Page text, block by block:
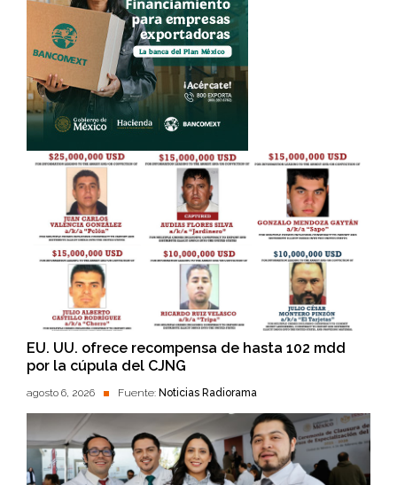
EU. UU. ofrece recompensa de hasta 102 mdd
por la cúpula del CJNG
agosto 6, 2026 Fuente: Noticias Radiorama